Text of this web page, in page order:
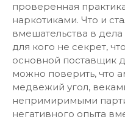
проверенная
наркотиками. Что и
вмешательства в дела
для кого не секрет,
основной поставщик
можно поверить, что
медвежий угол,
непримиримыми
негативного опыта